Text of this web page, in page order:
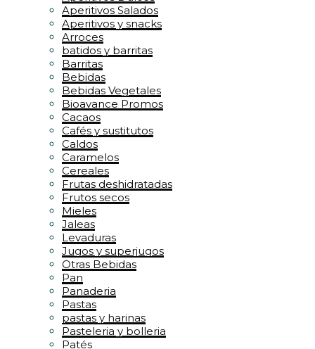
Aperitivos Salados
Aperitivos y snacks
Arroces
batidos y barritas
Barritas
Bebidas
Bebidas Vegetales
Bioavance Promos
Cacaos
Cafés y sustitutos
Caldos
Caramelos
Cereales
Frutas deshidratadas
Frutos secos
Mieles
Jaleas
Levaduras
Jugos y superjugos
Otras Bebidas
Pan
Panaderia
Pastas
pastas y harinas
Pasteleria y bolleria
Patés